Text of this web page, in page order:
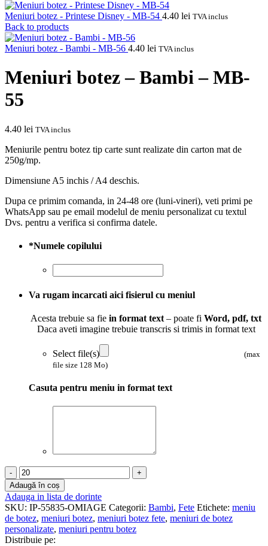
Meniuri botez - Printese Disney - MB-54 4.40 lei TVA inclus
Back to products
Meniuri botez - Bambi - MB-56 4.40 lei TVA inclus
Meniuri botez – Bambi – MB-
55
4.40 lei TVA inclus
Meniurile pentru botez tip carte sunt realizate din carton mat de
250g/mp.
Dimensiune A5 inchis / A4 deschis.
Dupa ce primim comanda, in 24-48 ore (luni-vineri), veti primi pe
WhatsApp sau pe email modelul de meniu personalizat cu textul
Dvs. pentru a verifica si confirma datele.
*Numele copilului
Va rugam incarcati aici fisierul cu meniul
Acesta trebuie sa fie in format text – poate fi Word, pdf, txt
Daca aveti imagine trebuie transcris si trimis in format text
Select file(s)
(max
file size 128 Mo)
Casuta pentru meniu in format text
Cantitate
Meniuri
botez
-
Bambi
-
MB-
Adaugă în coș
Adauga in lista de dorinte
SKU: IP-55835-OMIAGE Categorii: Bambi, Fete Etichete: meniu
de botez, meniuri botez, meniuri botez fete, meniuri de botez
personalizate, meniuri pentru botez
Distribuie pe: